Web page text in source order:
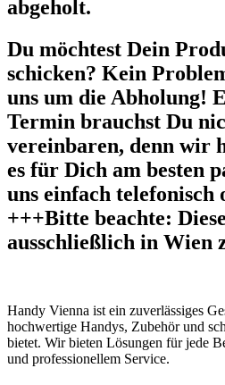
abgeholt.
Du möchtest Dein
schicken? Kein
uns um die Abholung!
Termin brauchst Du
vereinbaren, denn wir
es für Dich am besten
uns einfach telefonisch
+++Bitte beachte:
ausschließlich in Wien
Handy Vienna ist ein zuverlässiges
hochwertige Handys, Zubehör und
bietet. Wir bieten Lösungen für jede
und professionellem Service.